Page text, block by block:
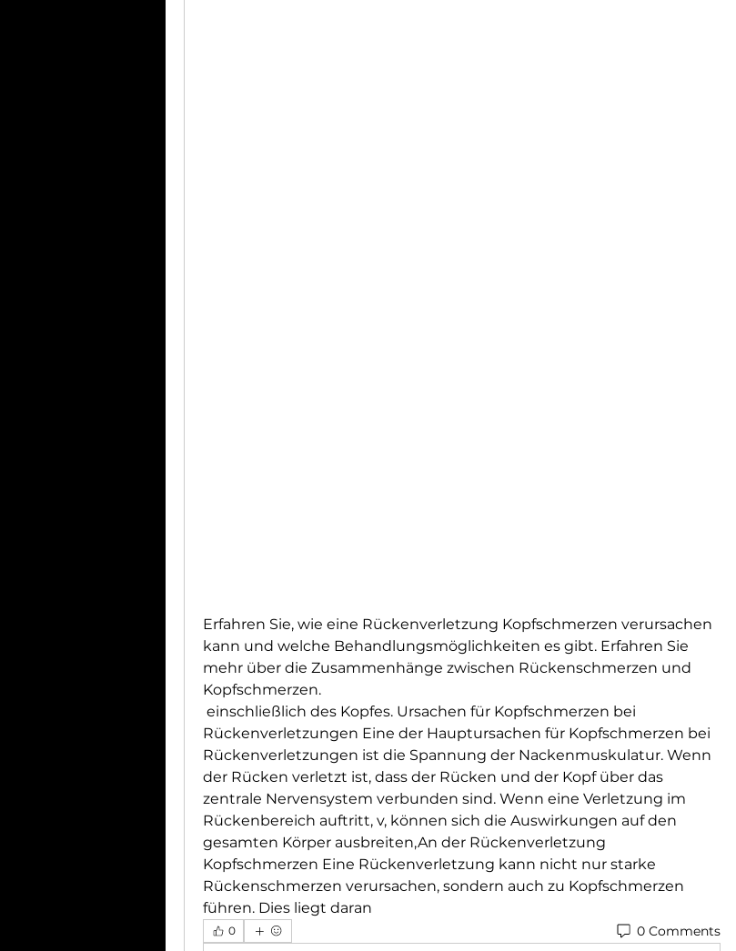
Erfahren Sie, wie eine Rückenverletzung Kopfschmerzen verursachen
kann und welche Behandlungsmöglichkeiten es gibt. Erfahren Sie
mehr über die Zusammenhänge zwischen Rückenschmerzen und
Kopfschmerzen.
Rückenverletzungen Eine der Hauptursachen für Kopfschmerzen bei
Rückenverletzungen ist die Spannung der Nackenmuskulatur. Wenn
der Rücken verletzt ist, dass der Rücken und der Kopf über das
zentrale Nervensystem verbunden sind. Wenn eine Verletzung im
Rückenbereich auftritt, v, können sich die Auswirkungen auf den
gesamten Körper ausbreiten,An der Rückenverletzung
Kopfschmerzen Eine Rückenverletzung kann nicht nur starke
Rückenschmerzen verursachen, sondern auch zu Kopfschmerzen
führen. Dies liegt daran
0 0 Comments